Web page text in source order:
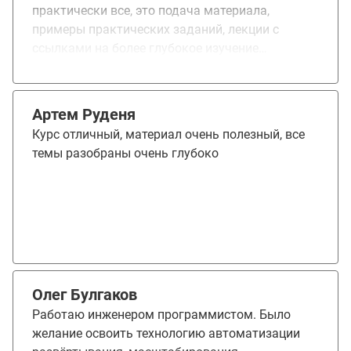
практически все, это подача материала,
примеры практических заданий, лекции с
и с **. Добавить, автоматизированные тесты, с
мне даёт на сегодня новые возможности, если
бы я сам подходил к обучению у меня ушло бы
на это около 1,5 лет изучив это в таком же
Артем Руденя
Курс отличный, материал очень полезный, все
темы разобраны очень глубоко
Олег Булгаков
Работаю инженером программистом. Было
желание освоить технологию автоматизации